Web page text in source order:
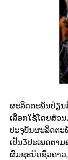
ຜະລິດຕະພັນ​ປ່ຽນ​
ເລືອກ​ໃຊ້​ໂດຍ​ສ່ວ
ປະຈຸບັນ​ຜະລິດຕ
ເປັນ3ປະ​ເພດຕາ
ຜົມ​ຊະນິດ​ຊົ່ວ​ຄາວ